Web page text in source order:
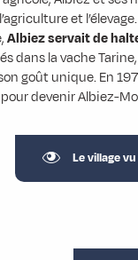
et
Albiez servait de
dans la vache
goût unique. En
devenir Albiez-
Le village